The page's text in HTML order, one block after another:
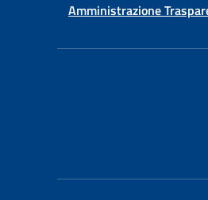
Amministrazione